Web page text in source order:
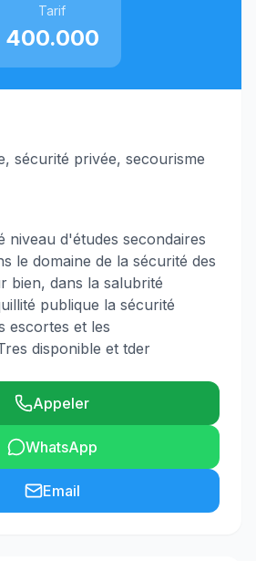
Tarif
400.000
sécurité privée, secourisme
niveau d'études secondaires
le domaine de la sécurité des
bien, dans la salubrité
publique la sécurité
escortes et les
disponible et tder
Appeler
WhatsApp
Email